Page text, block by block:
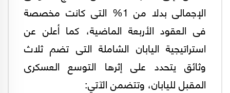
الإجمالى بدلا من 1% التى كانت مخصصة
فى العقود الأربعة الماضية، كما أعلن عن
استراتيجية اليابان الشاملة التى تضم ثلاث
وثائق يتحدد على إثرها التوسع العسكرى
المقبل لليابان، وتتضمن الآتي: